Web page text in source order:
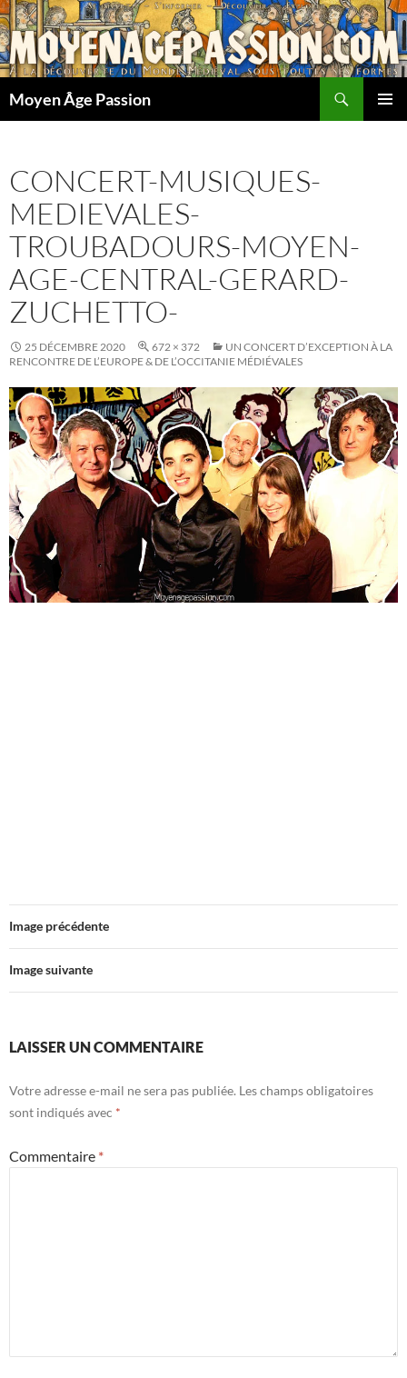
Aller
au
contenu
Moyen Âge Passion
CONCERT-MUSIQUES-
MEDIEVALES-
TROUBADOURS-MOYEN-
AGE-CENTRAL-GERARD-
ZUCHETTO-
25 DÉCEMBRE 2020 672 × 372
UN CONCERT D’EXCEPTION À LA
RENCONTRE DE L’EUROPE & DE L’OCCITANIE MÉDIÉVALES
Image précédente
Image suivante
LAISSER UN COMMENTAIRE
Votre adresse e-mail ne sera pas publiée. Les champs obligatoires
sont indiqués avec *
Commentaire *